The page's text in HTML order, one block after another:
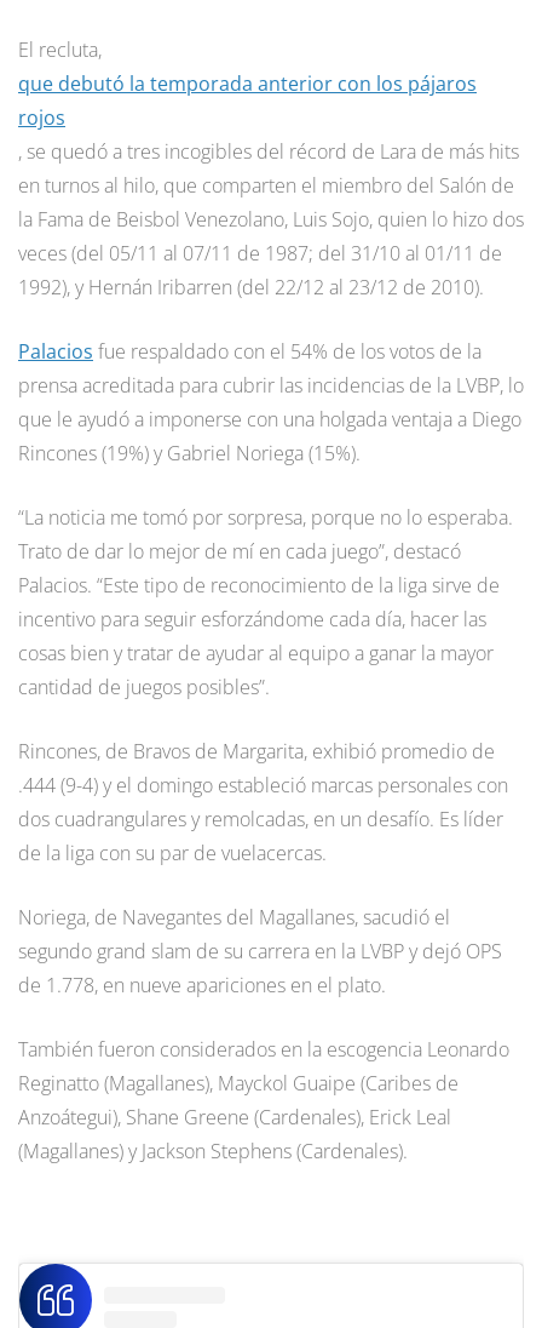
El recluta,
que debutó la temporada anterior con los pájaros
rojos
, se quedó a tres incogibles del récord de Lara de más hits
en turnos al hilo, que comparten el miembro del Salón de
la Fama de Beisbol Venezolano, Luis Sojo, quien lo hizo dos
veces (del 05/11 al 07/11 de 1987; del 31/10 al 01/11 de
1992), y Hernán Iribarren (del 22/12 al 23/12 de 2010).
Palacios fue respaldado con el 54% de los votos de la
prensa acreditada para cubrir las incidencias de la LVBP, lo
que le ayudó a imponerse con una holgada ventaja a Diego
Rincones (19%) y Gabriel Noriega (15%).
“La noticia me tomó por sorpresa, porque no lo esperaba.
Trato de dar lo mejor de mí en cada juego”, destacó
Palacios. “Este tipo de reconocimiento de la liga sirve de
incentivo para seguir esforzándome cada día, hacer las
cosas bien y tratar de ayudar al equipo a ganar la mayor
cantidad de juegos posibles”.
Rincones, de Bravos de Margarita, exhibió promedio de
.444 (9-4) y el domingo estableció marcas personales con
dos cuadrangulares y remolcadas, en un desafío. Es líder
de la liga con su par de vuelacercas.
Noriega, de Navegantes del Magallanes, sacudió el
segundo grand slam de su carrera en la LVBP y dejó OPS
de 1.778, en nueve apariciones en el plato.
También fueron considerados en la escogencia Leonardo
Reginatto (Magallanes), Mayckol Guaipe (Caribes de
Anzoátegui), Shane Greene (Cardenales), Erick Leal
(Magallanes) y Jackson Stephens (Cardenales).